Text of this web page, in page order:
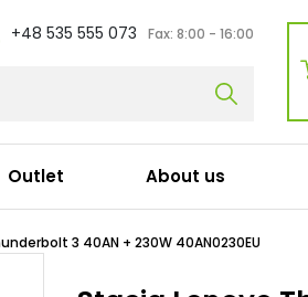
+48 535 555 073 Fax: 8:00 - 16:00
Docking stations
Dell
Outlet About us
3 40AN + 230W 40AN0230EU